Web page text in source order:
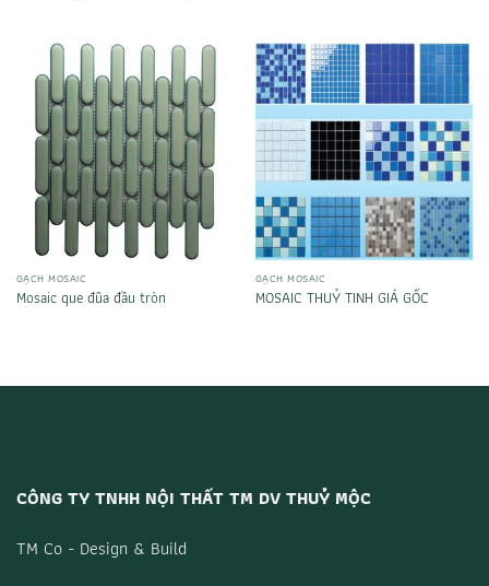
GẠCH MOSAIC
Mosaic que đũa đầu tròn
GẠCH MOSAIC
MOSAIC THUỶ TINH GIÁ GỐC
CÔNG TY TNHH NỘI THẤT TM DV THUỶ MỘC
TM Co - Design & Build